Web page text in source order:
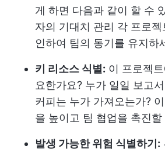
게 하면 다음과 같이 할 수
자의 기대치 관리 각 프로
인하여 팀의 동기를 유지하
키 리소스 식별: 이 프로젝
요한가요? 누가 일일 보고
커피는 누가 가져오는가?
을 높이고 팀 협업을 촉진
발생 가능한 위험 식별하기: